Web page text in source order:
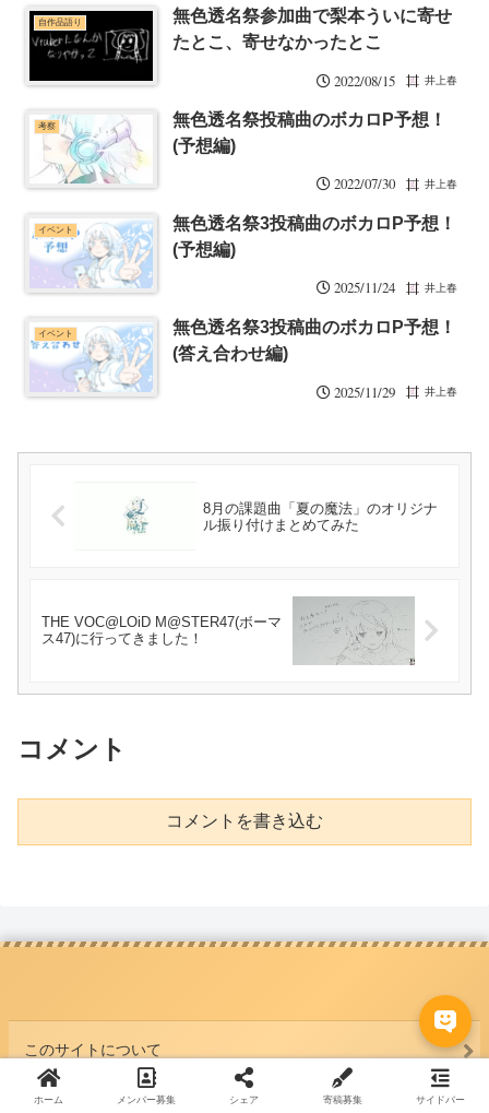
自作品語り
無色透名祭参加曲で梨本ういに寄せ
たとこ、寄せなかったとこ
2022/08/15 井上春
考察
無色透名祭投稿曲のボカロP予想！
(予想編)
2022/07/30 井上春
イベント
無色透名祭3投稿曲のボカロP予想！
(予想編)
2025/11/24 井上春
イベント
無色透名祭3投稿曲のボカロP予想！
(答え合わせ編)
2025/11/29 井上春
8月の課題曲「夏の魔法」のオリジナ
ル振り付けまとめてみた
THE VOC@LOiD M@STER47(ボーマ
ス47)に行ってきました！
コメント
コメントを書き込む
このサイトについて
お問い合わせ
ホーム メンバー募集 シェア 寄稿募集 サイドバー